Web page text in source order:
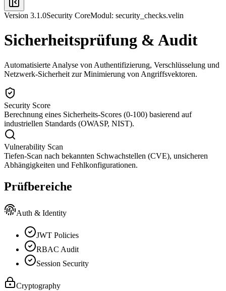
Version 3.1.0Security CoreModul: security_checks.velin
Sicherheitsprüfung & Audit
Automatisierte Analyse von Authentifizierung, Verschlüsselung und
Netzwerk-Sicherheit zur Minimierung von Angriffsvektoren.
Security Score
Berechnung eines Sicherheits-Scores (0-100) basierend auf
industriellen Standards (OWASP, NIST).
Vulnerability Scan
Tiefen-Scan nach bekannten Schwachstellen (CVE), unsicheren
Abhängigkeiten und Fehlkonfigurationen.
Prüfbereiche
Auth & Identity
JWT Policies
RBAC Audit
Session Security
Cryptography